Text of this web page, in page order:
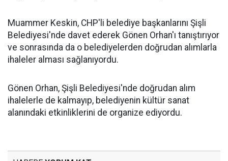
Muammer Keskin, CHP'li belediye başkanlarını Şişli
Belediyesi'nde davet ederek Gönen Orhan'ı tanıştırıyor
ve sonrasında da o belediyelerden doğrudan alımlarla
ihaleler alması sağlanıyordu.
Gönen Orhan, Şişli Belediyesi'nde doğrudan alım
ihalelerle de kalmayıp, belediyenin kültür sanat
alanındaki etkinliklerini de organize ediyordu.